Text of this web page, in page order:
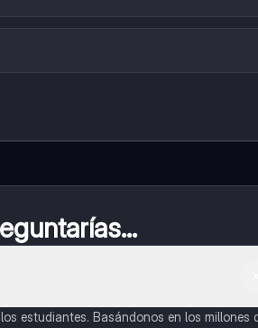
estudiantes. Basándonos en los millones